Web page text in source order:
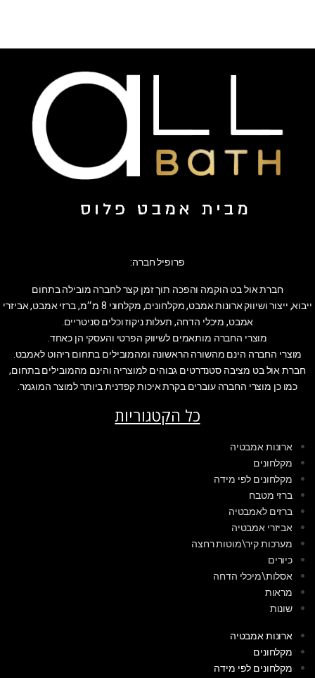
פרופיל חברה:
חברת אול בט הוקמה והפכה תוך זמן קצר לחברה מובילה בתחום
ייבוא, ייצור ושיווק ארונות אמבט, מקלחונים, מקלחוני 8 מ״מ, ברזי אמבט, אביזרי
אמבט, מיכלי הדחה, תעלות ניקוז וכלים סניטריים.
מוצרי החברה מותאמים לשיווק הפרטי והעסקי הן כאחד.
מוצרי החברה הינם מהשורה הראשונה ומהמובילים בתחום ריהוט לאמבט.
חברת אול בט מציבה סטנדרטים גבוהים למוצריה והינם מהמובילים בתחום,
כמו כן מוצרי החברה עוברים בקרת איכות קפדנית ביותר למוצר המוגמר.
כל הקטגוריות
ארונות אמבטיה
מקלחונים
מקלחונים לפי מידה
ברזי מטבח
ברזים לאמבטיה
אביזרי אמבטיה
מערכות קיר\מוטות רחצה
כיורים
אסלות\מיכלי הדחה
מראות
שונות
ארונות אמבטיה
מקלחונים
מקלחונים לפי מידה